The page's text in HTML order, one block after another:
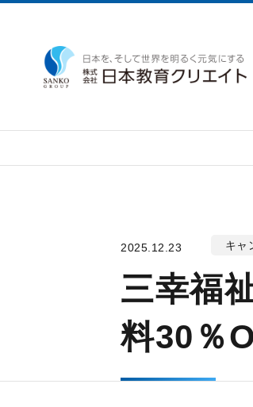
2025.12.23 キャ
三幸福
料30％